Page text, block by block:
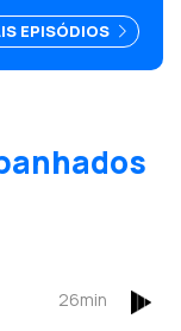
EPISÓDIOS
26min